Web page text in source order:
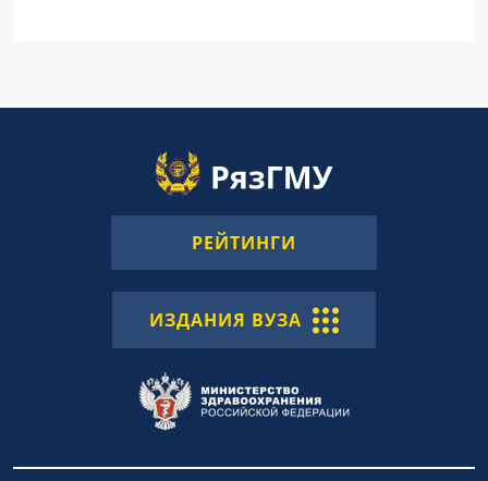
РЕЙТИНГИ
ИЗДАНИЯ ВУЗА